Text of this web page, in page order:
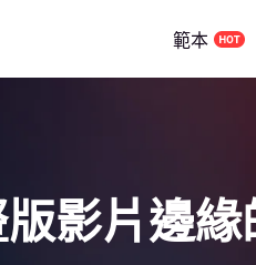
範本
影片邊